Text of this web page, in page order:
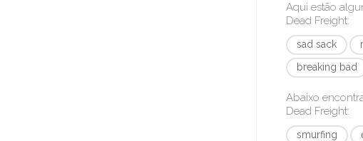
Aqui estão
Dead Freight:
sad sack
breaking bad
Abaixo
Dead Freight:
smurfing